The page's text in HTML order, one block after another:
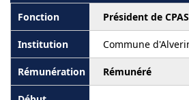
Président de CPAS
Commune
Rémunéré